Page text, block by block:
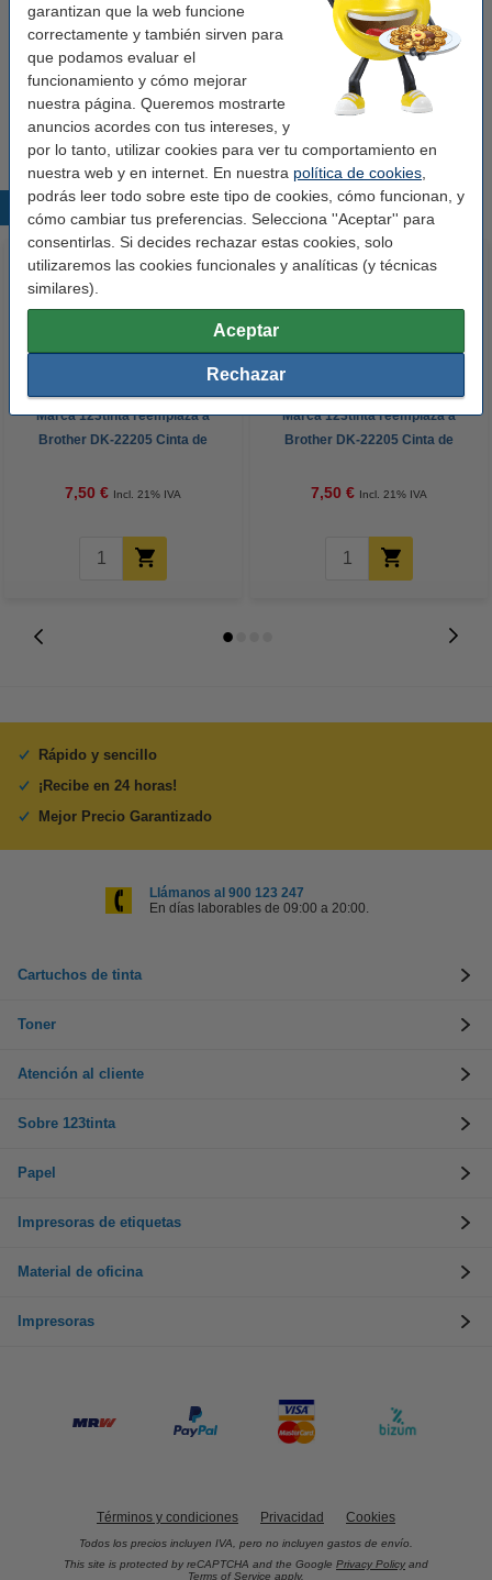
garantizan que la web funcione
correctamente y también sirven para
que podamos evaluar el
funcionamiento y cómo mejorar
nuestra página. Queremos mostrarte
anuncios acordes con tus intereses, y
por lo tanto, utilizar cookies para ver tu comportamiento en
nuestra web y en internet. En nuestra política de cookies
podrás leer todo sobre este tipo de cookies, cómo funcionan, y
cómo cambiar tus preferencias. Selecciona ''Aceptar'' para
consentirlas. Si decides rechazar estas cookies, solo
utilizaremos las cookies funcionales y analíticas (y técnicas
similares).
Aceptar
Rechazar
Núm. de item: 080806
Consejo
Le recomendamos que utilice estas etiquetas en lugar de las
etiquetas originales.
Productos destacados
Marca 123tinta reemplaza a
Brother DK-22205 Cinta de
7,50 € Incl. 21% IVA
Marca 123tinta reemplaza a
Brother DK-22205 Cinta de
verde
7,50 € Incl. 21% IVA
Rápido y sencillo
¡Recibe en 24 horas!
Mejor Precio Garantizado
Llámanos al 900 123 247
En días laborables de 09:00 a 20:00.
Cartuchos de tinta
Toner
Atención al cliente
Sobre 123tinta
Papel
Impresoras de etiquetas
Material de oficina
Impresoras
Términos y condiciones Privacidad Cookies
Todos los precios incluyen IVA, pero no incluyen gastos de envío.
This site is protected by reCAPTCHA and the Google Privacy Policy and
Terms of Service apply.